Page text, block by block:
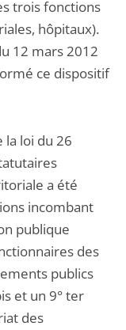
trois fonctions
hôpitaux).
12 mars 2012
ce dispositif
la loi du 26
a été
incombant
publique
des
publics
et un 9° ter
des